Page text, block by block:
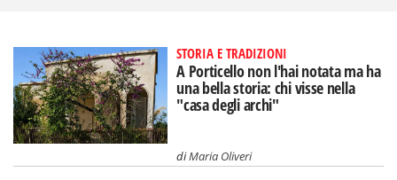
STORIA E TRADIZIONI
A Porticello non l'hai notata ma ha
una bella storia: chi visse nella
"casa degli archi"
diMaria Oliveri